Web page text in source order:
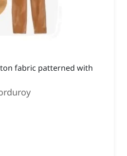
fabric patterned with